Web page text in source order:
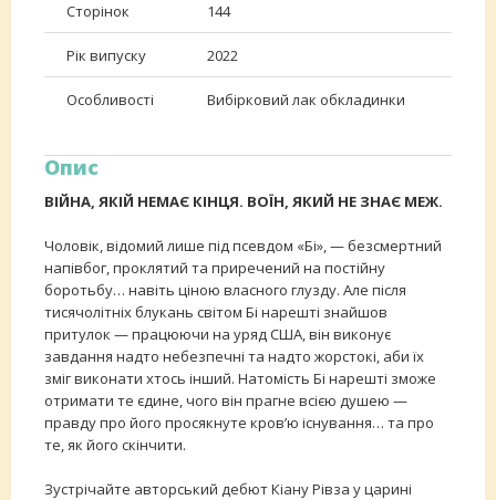
Сторінок 144
Рік випуску 2022
Особливості Вибірковий лак обкладинки
Опис
ВІЙНА, ЯКІЙ НЕМАЄ КІНЦЯ. ВОЇН, ЯКИЙ НЕ ЗНАЄ МЕЖ.
Чоловік, відомий лише під псевдом «Бі», — безсмертний
напівбог, проклятий та приречений на постійну
боротьбу… навіть ціною власного глузду. Але після
тисячолітніх блукань світом Бі нарешті знайшов
притулок — працюючи на уряд США, він виконує
завдання надто небезпечні та надто жорстокі, аби їх
зміг виконати хтось інший. Натомість Бі нарешті зможе
отримати те єдине, чого він прагне всією душею —
правду про його просякнуте кров’ю існування… та про
те, як його скінчити.
Зустрічайте авторський дебют Кіану Рівза у царині